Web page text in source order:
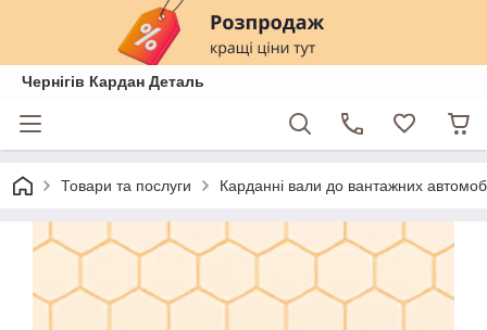
Чернігів Кардан Деталь
Товари та послуги Карданні вали до вантажних